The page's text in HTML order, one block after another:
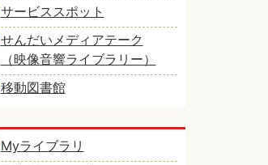
サービススポット
せんだいメディアテーク
（映像音響ライブラリー）
移動図書館
Myライブラリ